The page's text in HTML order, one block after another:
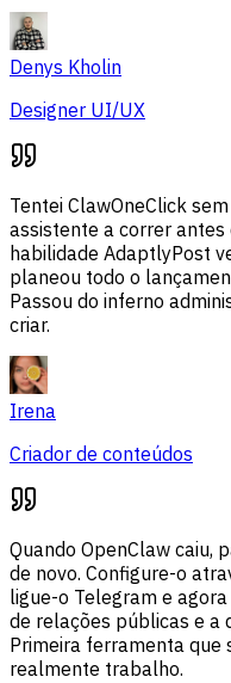
Denys Kholin
Designer UI/UX
Tentei ClawOneClick
assistente a correr
habilidade AdaptlyPost
planeou todo o
Passou do inferno
criar.
Irena
Criador de conteúdos
Quando OpenClaw caiu,
de novo. Configure-o
ligue-o Telegram e
de relações públicas e a
Primeira ferramenta que
realmente trabalho.